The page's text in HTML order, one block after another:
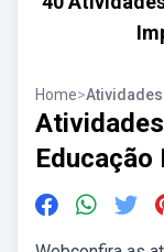
Home>Atividades
Educação